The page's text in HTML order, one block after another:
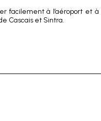
facilement à l’aéroport et
Cascais et Sintra.